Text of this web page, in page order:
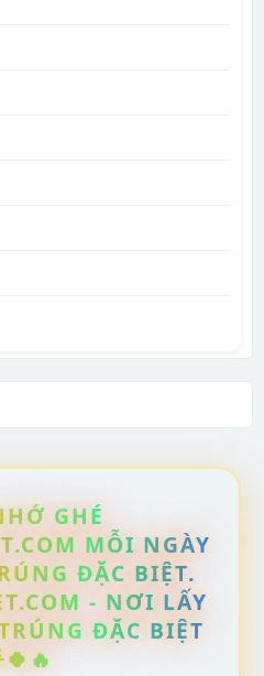
GHÉ
MỖI NGÀY
ĐẶC BIỆT.
- NƠI LẤY
ĐẶC BIỆT